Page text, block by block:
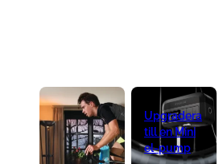
Upgradera
till en Mini
el-pump